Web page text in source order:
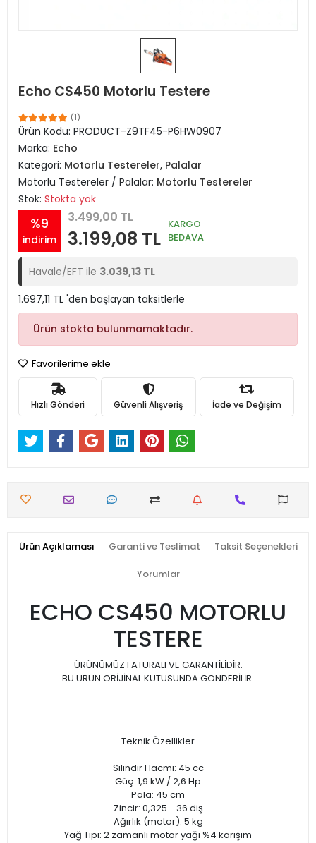
Echo CS450 Motorlu Testere
(1)
Ürün Kodu: PRODUCT-Z9TF45-P6HW0907
Marka: Echo
Kategori: Motorlu Testereler, Palalar
Motorlu Testereler / Palalar: Motorlu Testereler
Stok: Stokta yok
%9
indirim
3.499,00 TL
3.199,08 TL
KARGO
BEDAVA
Havale/EFT ile 3.039,13 TL
1.697,11 TL 'den başlayan taksitlerle
Ürün stokta bulunmamaktadır.
Favorilerime ekle
Hızlı Gönderi Güvenli Alışveriş İade ve Değişim
Ürün Açıklaması Garanti ve Teslimat Taksit Seçenekleri
Yorumlar
ECHO CS450 MOTORLU
TESTERE
ÜRÜNÜMÜZ FATURALI VE GARANTİLİDİR.
BU ÜRÜN ORİJİNAL KUTUSUNDA GÖNDERİLİR.
Teknik Özellikler
Silindir Hacmi: 45 cc
Güç: 1,9 kW / 2,6 Hp
Pala: 45 cm
Zincir: 0,325 - 36 diş
Ağırlık (motor): 5 kg
Yağ Tipi: 2 zamanlı motor yağı %4 karışım